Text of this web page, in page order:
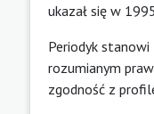
ukazał się w
Periodyk
rozumianym
zgodność z